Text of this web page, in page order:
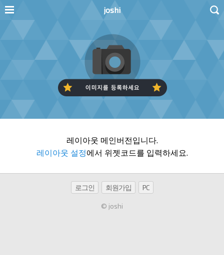
joshi
레이아웃 메인버전입니다.
레이아웃 설정에서 위젯코드를 입력하세요.
로그인 회원가입 PC
© joshi